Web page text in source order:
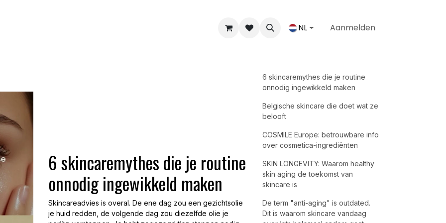
NL Aanmelden
6 skincaremythes die je routine
onnodig ingewikkeld maken
Skincareadvies is overal. De ene dag zou een gezichtsolie
je huid redden, de volgende dag zou diezelfde olie je
6 skincaremythes die je routine
onnodig ingewikkeld maken
Belgische skincare die doet wat ze
belooft
COSMILE Europe: betrouwbare info
over cosmetica-ingrediënten
SKIN LONGEVITY: Waarom healthy
skin aging de toekomst van
skincare is
De term "anti-aging" is outdated.
Dit is waarom skincare vandaag